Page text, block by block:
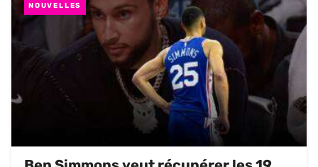
NOUVELLES